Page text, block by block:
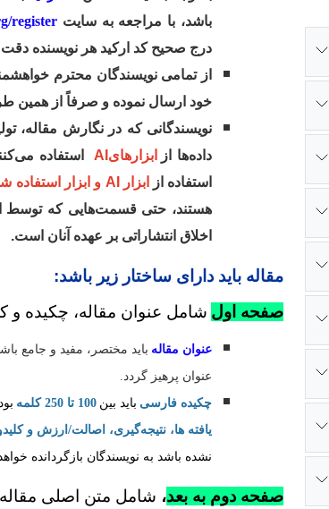
باشد، با مراجعه به سایت register
درج صحیح کد ارکید هر نویسنده دقت
از تمامی نویسندگان محترم
خود ارسال نموده و صرفاً از همین
نویسندگانی که در نگارش مقاله،
داده‌ها از
ابزارهای AI
استفاده
استفاده از
ابزار AI و ابزار استفاده
هستند، حتی قسمت‌هایی که توسط
اخلاق انتشاراتی بر عهده آنان است.
مقاله باید دارای ساختار زیر باشد:
صفحه اول شامل عنوان مقاله، چکیده
عنوان مقاله باید مختصر، مفید و جامع
عنوان پرهیز گردد.
چکیده فارسی باید بین 100 تا 250 کلمه
یافته ها، نتیجه‌گیری، اصالت/ارزش و کلیدواژه ها
نشده باشد به نویسندگان بازگردانده
صفحه دوم به بعد، شامل متن اصلی